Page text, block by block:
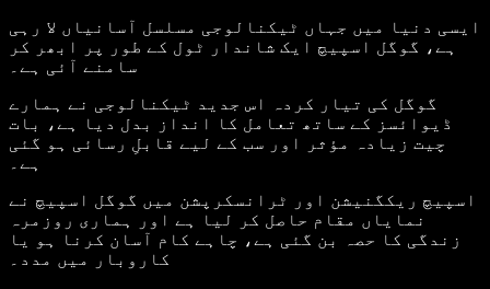
ایسی دنیا میں جہاں ٹیکنالوجی مسلسل آسانیاں لا رہی
ہے، گوگل اسپیچ ایک شاندار ٹول کے طور پر ابھر کر
گوگل کی تیار کردہ اس جدید ٹیکنالوجی نے ہمارے
ڈیوائسز کے ساتھ تعامل کا انداز بدل دیا ہے، بات
چیت زیادہ مؤثر اور سب کے لیے قابلِ رسائی ہو گئی
اسپیچ ریکگنیشن اور ٹرانسکرپشن میں گوگل اسپیچ نے
نمایاں مقام حاصل کر لیا ہے اور ہماری روزمرہ
زندگی کا حصہ بن گئی ہے، چاہے کام آسان کرنا ہو یا
کاروبار میں مدد۔